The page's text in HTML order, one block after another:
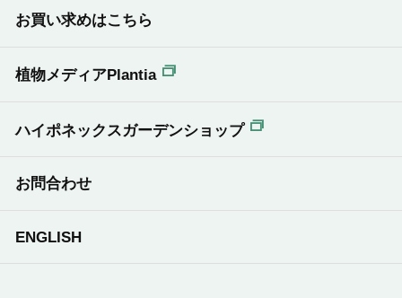
お買い求めはこちら
植物メディアPlantia
ハイポネックスガーデンショップ
お問合わせ
ENGLISH